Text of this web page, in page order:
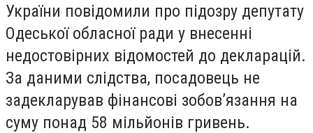
України повідомили про підозру депутату
Одеської обласної ради у внесенні
недостовірних відомостей до декларацій.
За даними слідства, посадовець не
задекларував фінансові зобов’язання на
суму понад 58 мільйонів гривень.